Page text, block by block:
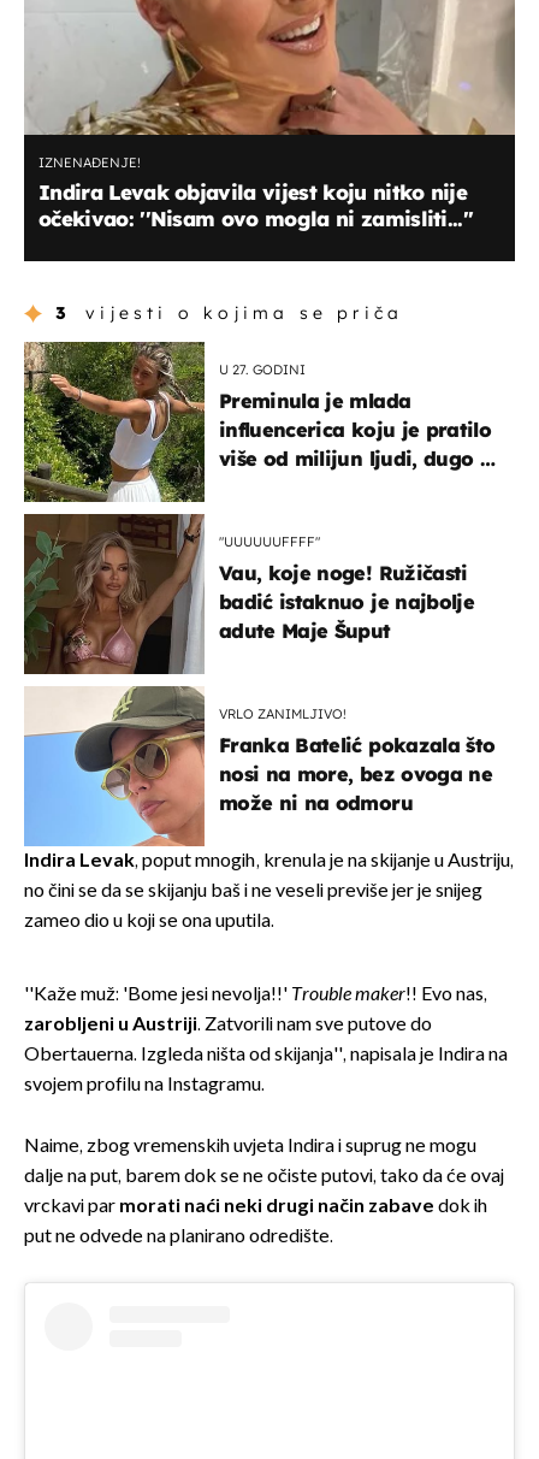
IZNENAĐENJE!
Indira Levak objavila vijest koju nitko nije
očekivao: ''Nisam ovo mogla ni zamisliti...''
3 vijesti o kojima se priča
U 27. GODINI
Preminula je mlada
influencerica koju je pratilo
više od milijun ljudi, dugo se
"UUUUUUFFFF"
Vau, koje noge! Ružičasti
badić istaknuo je najbolje
adute Maje Šuput
VRLO ZANIMLJIVO!
Franka Batelić pokazala što
nosi na more, bez ovoga ne
može ni na odmoru
Indira Levak, poput mnogih, krenula je na skijanje u Austriju,
no čini se da se skijanju baš i ne veseli previše jer je snijeg
zameo dio u koji se ona uputila.
''Kaže muž: 'Bome jesi nevolja!!' Trouble maker!! Evo nas,
zarobljeni u Austriji. Zatvorili nam sve putove do
Obertauerna. Izgleda ništa od skijanja'', napisala je Indira na
svojem profilu na Instagramu.
Naime, zbog vremenskih uvjeta Indira i suprug ne mogu
dalje na put, barem dok se ne očiste putovi, tako da će ovaj
vrckavi par morati naći neki drugi način zabave dok ih
put ne odvede na planirano odredište.